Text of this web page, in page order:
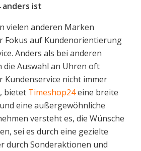
anders ist
vielen anderen Marken
Fokus auf Kundenorientierung
Anders als bei anderen
die Auswahl an Uhren oft
Kundenservice nicht immer
bietet Timeshop24eine breite
eine außergewöhnliche
versteht es, die Wünsche
sei es durch eine gezielte
durch Sonderaktionen und